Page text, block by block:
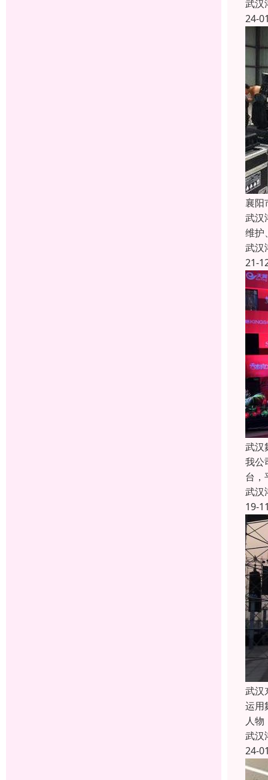
武汉
24-
襄阳
武汉
维护
武汉
21-
武汉
我公
台，
武汉
19-
武汉
运用
人
武汉
24-